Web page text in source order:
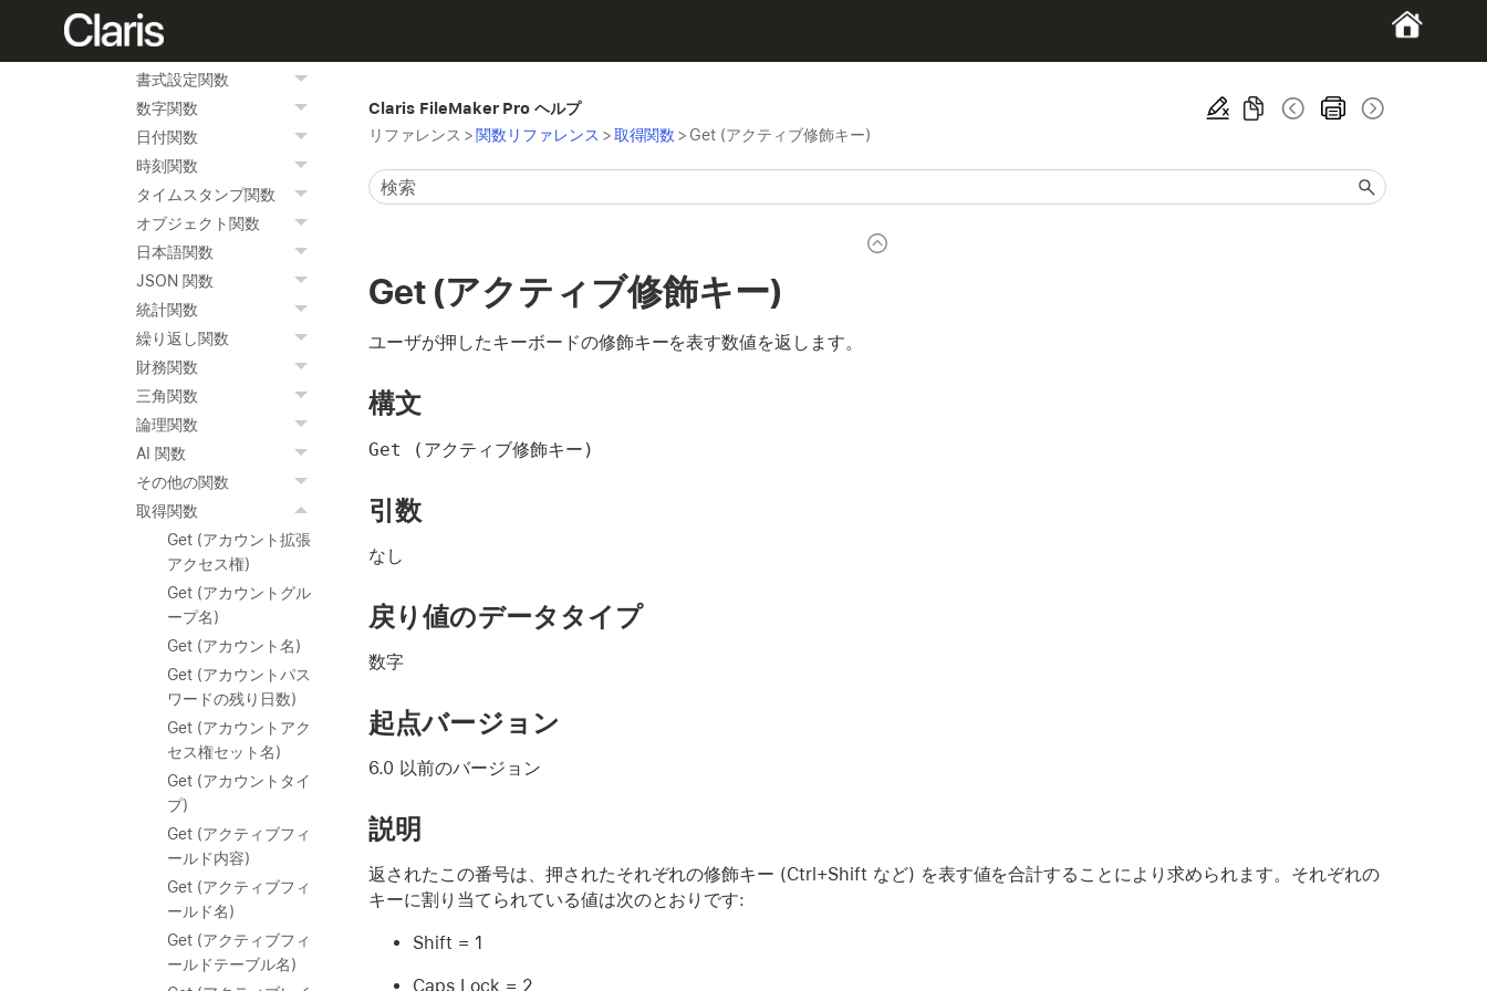
関数リファレンス
テキスト関数
書式設定関数
数字関数
日付関数
時刻関数
タイムスタンプ関数
オブジェクト関数
日本語関数
JSON 関数
統計関数
繰り返し関数
財務関数
三角関数
論理関数
AI 関数
その他の関数
取得関数
Get (アカウント拡張
アクセス権)
Get (アカウントグル
ープ名)
Get (アカウント名)
Get (アカウントパス
ワードの残り日数)
Get (アカウントアク
セス権セット名)
Get (アカウントタイ
プ)
Get (アクティブフィ
ールド内容)
Get (アクティブフィ
ールド名)
Get (アクティブフィ
ールドテーブル名)
Claris FileMaker Pro ヘルプ
リファレンス >関数リファレンス >取得関数 > Get (アクティブ修飾キー)
Get (アクティブ修飾キー)
ユーザが押したキーボードの修飾キーを表す数値を返します。
構文
Get (アクティブ修飾キー)
引数
なし
戻り値のデータタイプ
数字
起点バージョン
6.0 以前のバージョン
説明
返されたこの番号は、押されたそれぞれの修飾キー (Ctrl+Shift など) を表す値を合計することにより求められます。それぞれの
キーに割り当てられている値は次のとおりです:
Shift = 1
Caps Lock = 2